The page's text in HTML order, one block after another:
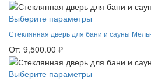
Выберите параметры
Стеклянная дверь для бани и сауны
От: 9,500.00 ₽
Выберите параметры